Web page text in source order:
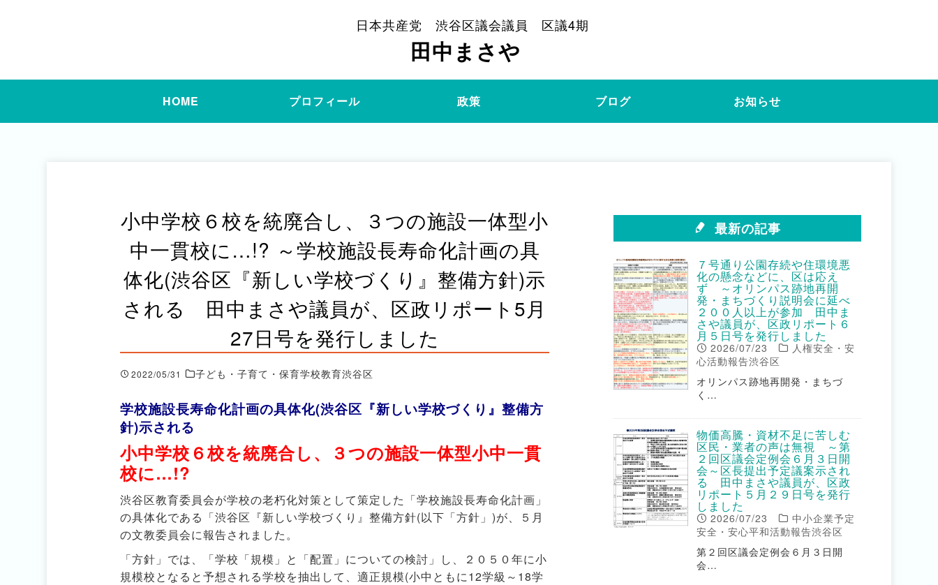
日本共産党 渋谷区議会議員 区議4期
田中まさや
HOME プロフィール 政策 ブログ お知らせ
小中学校６校を統廃合し、３つの施設一体型小
中一貫校に…!? ～学校施設長寿命化計画の具
体化(渋谷区『新しい学校づくり』整備方針)示
される 田中まさや議員が、区政リポート5月
27日号を発行しました
2022/05/31 子ども・子育て・保育学校教育渋谷区
学校施設長寿命化計画の具体化(渋谷区『新しい学校づくり』整備方
針)示される
小中学校６校を統廃合し、３つの施設一体型小中一貫
校に…!?
渋谷区教育委員会が学校の老朽化対策として策定した「学校施設長寿命化計画」
の具体化である「渋谷区『新しい学校づくり』整備方針(以下「方針」)が、５月
の文教委員会に報告されました。
「方針」では、「学校「規模」と「配置」についての検討」し、２０５０年に小
規模校となると予想される学校を抽出して、適正規模(小中ともに12学級～18学
最新の記事
７号通り公園存続や住環境悪
化の懸念などに、区は応え
ず ～オリンパス跡地再開
発・まちづくり説明会に延べ
２００人以上が参加 田中ま
さや議員が、区政リポート６
月５日号を発行しました
2026/07/23
人権安全・安
心活動報告渋谷区
オリンパス跡地再開発・まちづ
く…
物価高騰・資材不足に苦しむ
区民・業者の声は無視 ～第
２回区議会定例会６月３日開
会～区長提出予定議案示され
る 田中まさや議員が、区政
リポート５月２９日号を発行
しました
2026/07/23
中小企業予定
安全・安心平和活動報告渋谷区
第２回区議会定例会６月３日開
会…